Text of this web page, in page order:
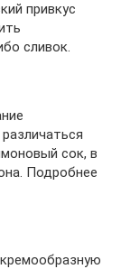
привкус
сливок.
сок, в
Подробнее